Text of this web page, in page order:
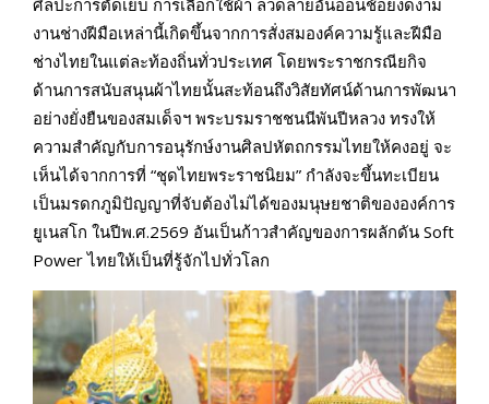
ศิลปะการตัดเย็บ การเลือกใช้ผ้า ลวดลายอันอ่อนช้อยงดงาม
งานช่างฝีมือเหล่านี้เกิดขึ้นจากการสั่งสมองค์ความรู้และฝีมือ
ช่างไทยในแต่ละท้องถิ่นทั่วประเทศ โดยพระราชกรณียกิจ
ด้านการสนับสนุนผ้าไทยนั้นสะท้อนถึงวิสัยทัศน์ด้านการพัฒนา
อย่างยั่งยืนของสมเด็จฯ พระบรมราชชนนีพันปีหลวง ทรงให้
ความสำคัญกับการอนุรักษ์งานศิลปหัตถกรรมไทยให้คงอยู่ จะ
เห็นได้จากการที่ “ชุดไทยพระราชนิยม” กำลังจะขึ้นทะเบียน
เป็นมรดกภูมิปัญญาที่จับต้องไม่ได้ของมนุษยชาติขององค์การ
ยูเนสโก ในปีพ.ศ.2569 อันเป็นก้าวสำคัญของการผลักดัน Soft
Power ไทยให้เป็นที่รู้จักไปทั่วโลก